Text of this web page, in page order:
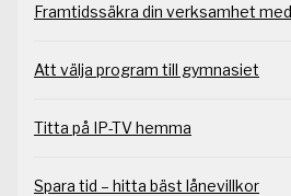
Framtidssäkra din verksamhet
Att välja program till gymnasiet
Titta på IP-TV hemma
Spara tid – hitta bäst lånevillkor